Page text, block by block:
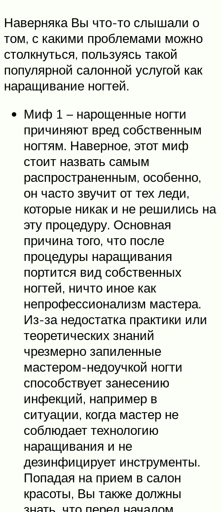
Наверняка Вы что-то слышали о
том, с какими проблемами можно
столкнуться, пользуясь такой
популярной салонной услугой как
наращивание ногтей.
Миф 1 – нарощенные ногти
причиняют вред собственным
ногтям. Наверное, этот миф
стоит назвать самым
распространенным, особенно,
он часто звучит от тех леди,
которые никак и не решились на
эту процедуру. Основная
причина того, что после
процедуры наращивания
портится вид собственных
ногтей, ничто иное как
непрофессионализм мастера.
Из-за недостатка практики или
теоретических знаний
чрезмерно запиленные
мастером-недоучкой ногти
способствует занесению
инфекций, например в
ситуации, когда мастер не
соблюдает технологию
наращивания и не
дезинфицирует инструменты.
Попадая на прием в салон
красоты, Вы также должны